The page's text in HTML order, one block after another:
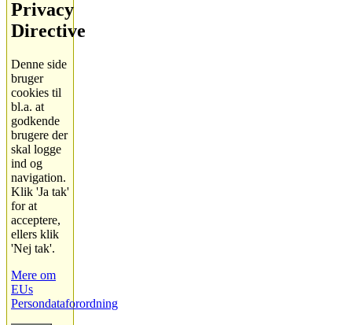
Privacy
Directive
Denne side
bruger
cookies til
bl.a. at
godkende
brugere der
skal logge
ind og
navigation.
Klik 'Ja tak'
for at
acceptere,
ellers klik
'Nej tak'.
Mere om
EUs
Persondataforordning